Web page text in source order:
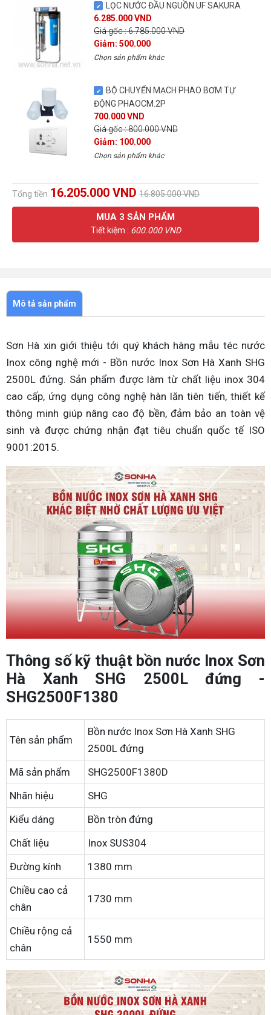
LỌC NƯỚC ĐẦU NGUỒN UF SAKURA
6.285.000 VND
Giá gốc : 6.785.000 VND
Giảm: 500.000
Chọn sản phẩm khác
BỘ CHUYỂN MẠCH PHAO BƠM TỰ
ĐỘNG PHAOCM.2P
700.000 VND
Giá gốc : 800.000 VND
Giảm: 100.000
Chọn sản phẩm khác
Tổng tiền 16.205.000 VND 16.805.000 VND
MUA 3 SẢN PHẨM
Tiết kiệm : 600.000 VND
Mô tả sản phẩm
Sơn Hà xin giới thiệu tới quý khách hàng mẫu téc nước
Inox công nghệ mới - Bồn nước Inox Sơn Hà Xanh SHG
2500L đứng. Sản phẩm được làm từ chất liệu inox 304
cao cấp, ứng dụng công nghệ hàn lăn tiên tiến, thiết kế
thông minh giúp nâng cao độ bền, đảm bảo an toàn vệ
sinh và được chứng nhận đạt tiêu chuẩn quốc tế ISO
9001:2015.
Thông số kỹ thuật bồn nước Inox Sơn
Hà Xanh SHG 2500L đứng -
SHG2500F1380
Tên sản phẩm
Bồn nước Inox Sơn Hà Xanh SHG
2500L đứng
Mã sản phẩm
SHG2500F1380D
Nhãn hiệu
SHG
Kiểu dáng
Bồn tròn đứng
Chất liệu
Inox SUS304
Đường kính
1380 mm
Chiều cao cả
chân
1730 mm
Chiều rộng cả
chân
1550 mm